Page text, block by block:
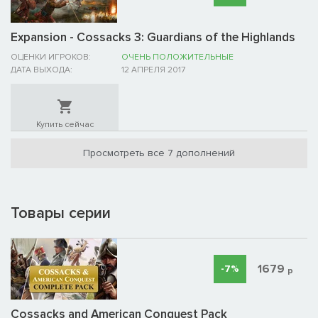
Expansion - Cossacks 3: Guardians of the Highlands
ОЦЕНКИ ИГРОКОВ:
ОЧЕНЬ ПОЛОЖИТЕЛЬНЫЕ
ДАТА ВЫХОДА:
12 АПРЕЛЯ 2017
Купить сейчас
Просмотреть все 7 дополнений
Товары серии
Cossacks and American Conquest Pack
-7% 1679 р